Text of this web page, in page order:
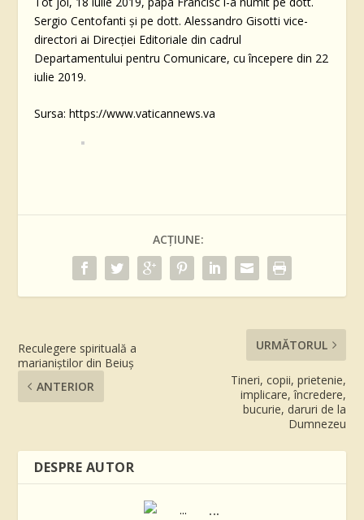
Sergio Centofanti şi pe dott. Alessandro Gisotti vice-
directori ai Direcţiei Editoriale din cadrul
Departamentului pentru Comunicare, cu începere din 22
iulie 2019.
Sursa: https://www.vaticannews.va
ACȚIUNE:
Reculegere spirituală a
marianiștilor din Beiuș
ANTERIOR
URMĂTORUL
Tineri, copii, prietenie,
implicare, încredere,
bucurie, daruri de la
Dumnezeu
DESPRE AUTOR
...